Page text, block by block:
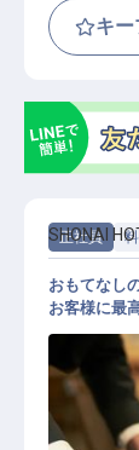
キー
正社員
SHONAI
おもてなし
お客様に最